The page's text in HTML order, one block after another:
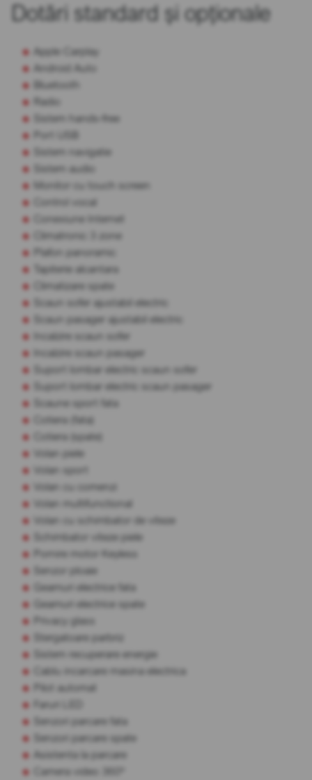
Dotări standard și opționale
Apple Carplay
Android Auto
Bluetooth
Radio
Sistem hands-free
Port USB
Sistem navigatie
Sistem audio
Monitor cu touch screen
Control vocal
Conexiune Internet
Climatronic 3 zone
Plafon panoramic
Tapiterie alcantara
Climatizare spate
Scaun sofer ajustabil electric
Scaun pasager ajustabil electric
Incalzire scaun sofer
Incalzire scaun pasager
Suport lombar electric scaun sofer
Suport lombar electric scaun pasager
Scaune sport fata
Cotiera (fata)
Cotiera (spate)
Volan piele
Volan sport
Volan cu comenzi
Volan multifunctional
Volan cu schimbator de viteze
Schimbator viteze piele
Pornire motor Keyless
Senzor ploaie
Geamuri electrice fata
Geamuri electrice spate
Privacy glass
Stergatoare parbriz
Sistem recuperare energie
Cablu incarcare masina electrica
Pilot automat
Faruri LED
Senzori parcare fata
Senzori parcare spate
Asistenta la parcare
Camera video 360º